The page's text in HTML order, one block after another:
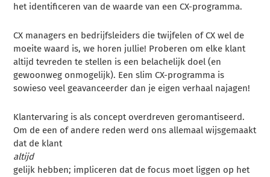
het identificeren van de waarde van een CX-programma.
CX managers en bedrijfsleiders die twijfelen of CX wel de
moeite waard is, we horen jullie! Proberen om elke klant
altijd tevreden te stellen is een belachelijk doel (en
gewoonweg onmogelijk). Een slim CX-programma is
sowieso veel geavanceerder dan je eigen verhaal najagen!
Klantervaring is als concept overdreven geromantiseerd.
Om de een of andere reden werd ons allemaal wijsgemaakt
dat de klant
altijd
gelijk hebben; impliceren dat de focus moet liggen op het